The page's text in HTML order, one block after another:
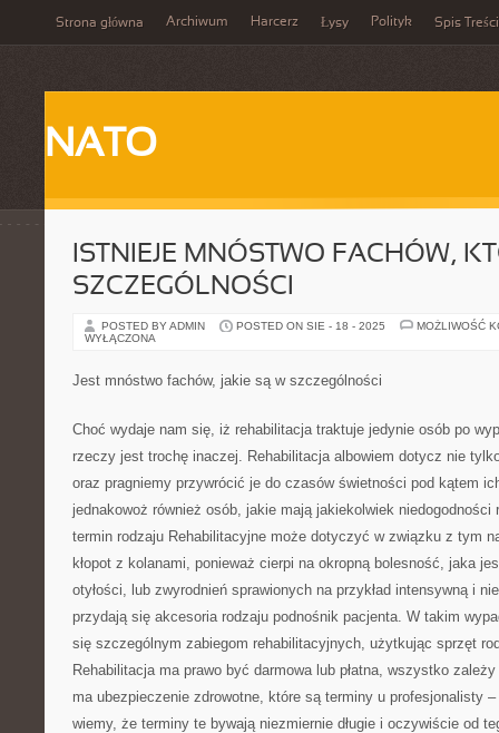
Strona główna Archiwum Harcerz Łysy Polityk Spis Treści
NATO
ISTNIEJE MNÓSTWO FACHÓW,
SZCZEGÓLNOŚCI
POSTED BY ADMIN POSTED ON SIE - 18 - 2025
MOŻLIWOŚĆ
WYŁĄCZONA
Jest mnóstwo fachów, jakie są w szczególności
Choć wydaje nam się, iż rehabilitacja traktuje jedynie osób po
rzeczy jest trochę inaczej. Rehabilitacja albowiem dotycz nie
oraz pragniemy przywrócić je do czasów świetności pod kątem
jednakowoż również osób, jakie mają jakiekolwiek niedogodności
termin rodzaju Rehabilitacyjne może dotyczyć w związku z tym
kłopot z kolanami, ponieważ cierpi na okropną bolesność, jaka
otyłości, lub zwyrodnień sprawionych na przykład intensywną i
przydają się akcesoria rodzaju podnośnik pacjenta. W takim
się szczególnym zabiegom rehabilitacyjnych, użytkując sprzęt
Rehabilitacja ma prawo być darmowa lub płatna, wszystko
ma ubezpieczenie zdrowotne, które są terminy u profesjonalisty
wiemy, że terminy te bywają niezmiernie długie i oczywiście od